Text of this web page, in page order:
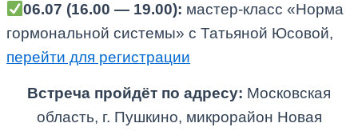
06.07 (16.00 — 19.00): мастер-класс «Норма
гормональной системы» с Татьяной Юсовой,
перейти для регистрации
Встреча пройдёт по адресу: Московская
область,­ г. Пушкино, микрорай­он Новая